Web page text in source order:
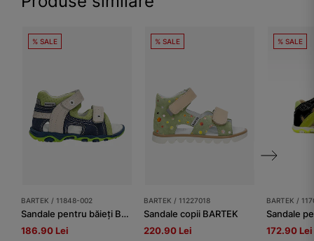
% SALE
BARTEK / 11848-002
Sandale pentru băieți BARTEK 11848-002, verde-bleumarin
186.90 Lei
% SALE
BARTEK / 11227018
Sandale copii BARTEK
220.90 Lei
% SALE
BARTEK /
172.90 Lei